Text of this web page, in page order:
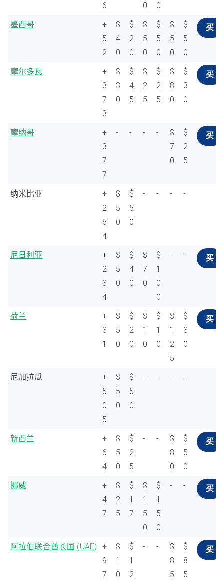
6
0
0
墨西哥
+
5
2
$
4
0
$
2
0
$
5
0
$
5
0
$
5
0
$
5
0
买
摩尔多瓦
+
3
7
3
$
3
0
$
4
5
$
2
5
$
2
5
$
8
0
$
3
0
买
摩纳哥
+
3
7
7
- - - -
$
7
0
$
2
5
买
纳米比亚
+
2
6
4
$
5
0
$
5
0
- - - -
尼日利亚
+
2
3
4
$
5
0
$
4
0
$
7
0
$
1
0
0
- - 买
荷兰
+
3
1
$
5
0
$
2
0
$
1
0
$
1
0
$
1
2
5
$
3
0
买
尼加拉瓜
+
5
0
5
$
5
0
$
5
0
- - - -
新西兰
+
6
4
$
5
0
$
2
5
- -
$
8
0
$
5
0
买
挪威
+
4
7
$
2
5
$
1
7
$
1
5
0
$
1
5
0
- - 买
阿拉伯联合酋长国 (UAE)
+
9
7
$
1
0
$
1
2
- -
$
8
5
$
8
5
买